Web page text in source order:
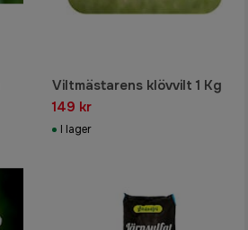
Viltmästarens klövvilt 1 Kg
149 kr
I lager